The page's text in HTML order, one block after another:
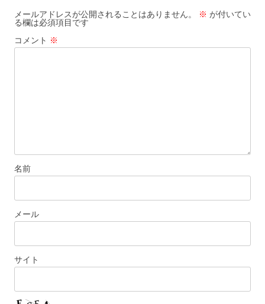
ゲ
ー
シ
メールアドレスが公開されることはありません。 ※ が付いてい
る欄は必須項目です
コメント ※
名前
メール
サイト